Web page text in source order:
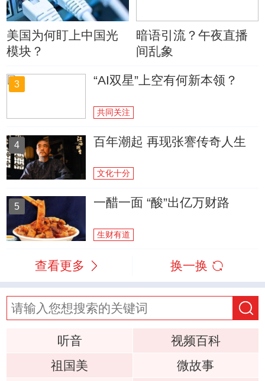
美国为何盯上中国光
模块？
暗语引流？午夜直播
间乱象
3 “AI双星”上空有何新本领？
共同关注
4 百年潮起 再现张謇传奇人生
文化十分
5 一醋一面 “酸”出亿万财路
生财有道
查看更多 换一换
听音
视频百科
祖国美
微故事